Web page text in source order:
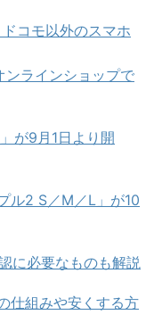
コモ以外のスマホ
ラインショップで
が9月1日より開
ル2 S／M／L」が10
に必要なものも解説
仕組みや安くする方